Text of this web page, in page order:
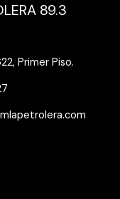
89.3
Primer Piso.